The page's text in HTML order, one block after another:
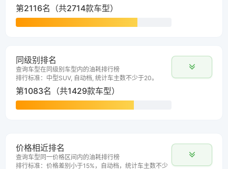
第2116名（共2714款车型）
同级别排名
查询车型在同级别车型内的油耗排行榜
排行标准：中型SUV, 自动档, 统计车主数不少于20。
第1083名（共1429款车型）
价格相近排名
查询车型同一价格区间内的油耗排行榜
排行标准：价格差别小于15%，自动档，统计车主数不少